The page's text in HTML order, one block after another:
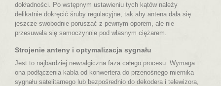
dokładności. Po wstępnym ustawieniu tych kątów należy
delikatnie dokręcić śruby regulacyjne, tak aby antena dała się
jeszcze swobodnie poruszać z pewnym oporem, ale nie
przesuwała się samoczynnie pod własnym ciężarem.
Strojenie anteny i optymalizacja sygnału
Jest to najbardziej newralgiczna faza całego procesu. Wymaga
ona podłączenia kabla od konwertera do przenośnego miernika
sygnału satelitarnego lub bezpośrednio do dekodera i telewizora,